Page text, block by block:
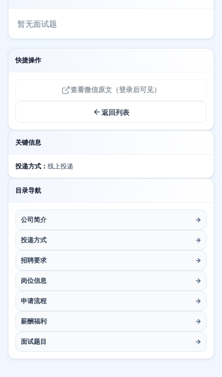
暂无面试题
快捷操作
查看微信原文（登录后可见）
返回列表
关键信息
投递方式： 线上投递
目录导航
公司简介 →
投递方式 →
招聘要求 →
岗位信息 →
申请流程 →
薪酬福利 →
面试题目 →